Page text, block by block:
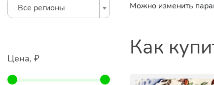
Все регионы
Цена, ₽
Можно изменить
Как